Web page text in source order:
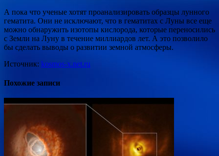
А пока что ученые хотят проанализировать образцы лунного
гематита. Они не исключают, что в гематитах с Луны все еще
можно обнаружить изотопы кислорода, которые переносились
с Земли на Луну в течение миллиардов лет. А это позволило
бы сделать выводы о развитии земной атмосферы.
Источник: kosmos-x.net.ru
Похожие записи